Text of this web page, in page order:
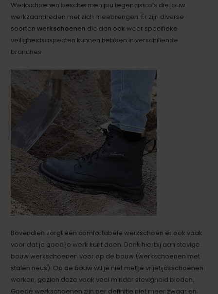
Werkschoenen beschermen jou tegen risico’s die jouw
werkzaamheden met zich meebrengen. Er zijn diverse
soortenwerkschoenen die dan ook weer specifieke
veiligheidsaspecten kunnen hebben in verschillende
branches.
Bovendien zorgt een comfortabele werkschoen er ook vaak
voor dat je goed je werk kunt doen. Denk hierbij aan stevige
bouw werkschoenen voor op de bouw (werkschoenen met
stalen neus). Op de bouw wil je niet met je vrijetijdsschoenen
werken, gezien deze vaak veel minder stevigheid bieden.
Goede werkschoenen zijn per definitie niet meer zwaar en